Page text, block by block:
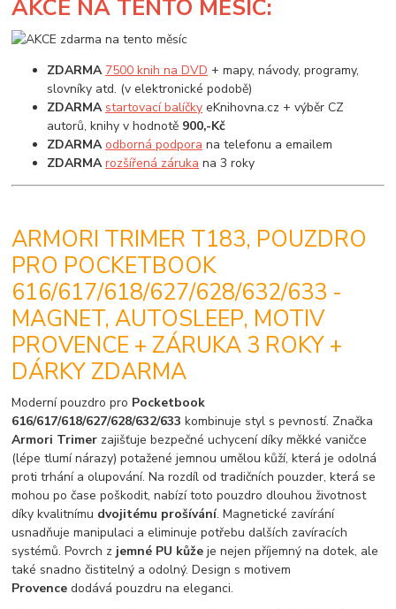
AKCE NA TENTO MĚSÍC:
ZDARMA 7500 knih na DVD + mapy, návody, programy,
slovníky atd. (v elektronické podobě)
ZDARMA startovací balíčky eKnihovna.cz + výběr CZ
autorů, knihy v hodnotě 900,-Kč
ZDARMA odborná podpora na telefonu a emailem
ZDARMA rozšířená záruka na 3 roky
ARMORI TRIMER T183, POUZDRO
PRO POCKETBOOK
616/617/618/627/628/632/633 -
MAGNET, AUTOSLEEP, MOTIV
PROVENCE + ZÁRUKA 3 ROKY +
DÁRKY ZDARMA
Moderní pouzdro pro Pocketbook
616/617/618/627/628/632/633 kombinuje styl s pevností. Značka
Armori Trimer zajišťuje bezpečné uchycení díky měkké vaničce
(lépe tlumí nárazy) potažené jemnou umělou kůží, která je odolná
proti trhání a olupování. Na rozdíl od tradičních pouzder, která se
mohou po čase poškodit, nabízí toto pouzdro dlouhou životnost
díky kvalitnímu dvojitému prošívání. Magnetické zavírání
usnadňuje manipulaci a eliminuje potřebu dalších zavíracích
systémů. Povrch z jemné PU kůže je nejen příjemný na dotek, ale
také snadno čistitelný a odolný. Design s motivem
Provencedodává pouzdru na eleganci.